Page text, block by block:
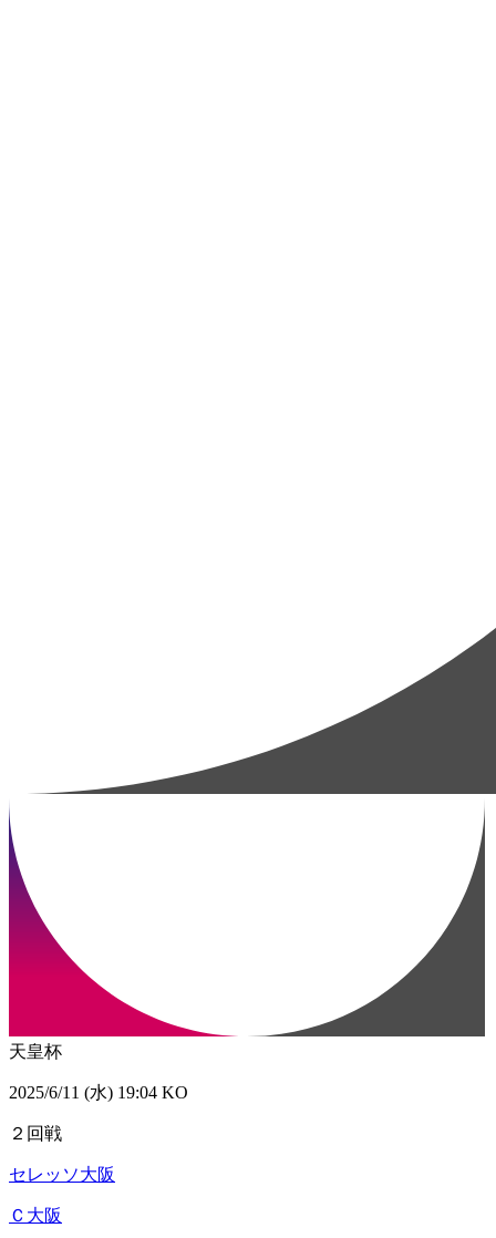
天皇杯
2025/6/11 (水) 19:04 KO
２回戦
セレッソ大阪
Ｃ大阪